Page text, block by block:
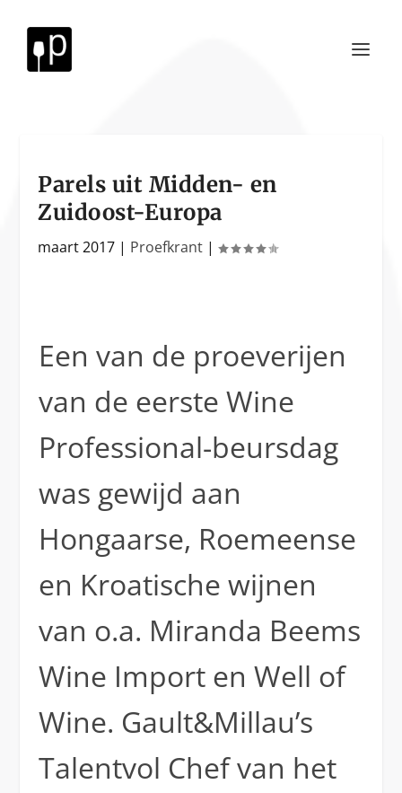
Parels uit Midden- en
Zuidoost-Europa
maart 2017 | Proefkrant |
Een van de proeverijen
van de eerste Wine
Professional-beursdag
was gewijd aan
Hongaarse, Roemeense
en Kroatische wijnen
van o.a. Miranda Beems
Wine Import en Well of
Wine. Gault&Millau’s
Talentvol Chef van het